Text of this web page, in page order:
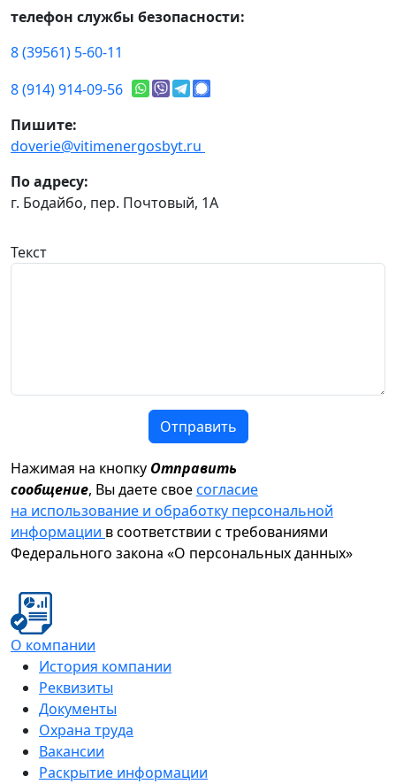
телефон службы безопасности:
8 (39561) 5-60-11
8 (914) 914-09-56
Пишите:
doverie@vitimenergosbyt.ru
По адресу:
г. Бодайбо, пер. Почтовый, 1А
Текст
Отправить
Нажимая на кнопку Отправить
сообщение, Вы даете своесогласие
на использование и обработку персональной
информации в соответствии с требованиями
Федерального закона «О персональных данных»
О компании
История компании
Реквизиты
Документы
Охрана труда
Вакансии
Раскрытие информации